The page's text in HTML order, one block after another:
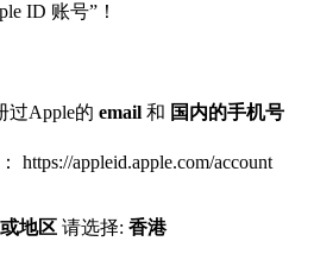
ID 账号”！
过Apple的 email 和 国内的手机号
https://appleid.apple.com/account
地区 请选择: 香港